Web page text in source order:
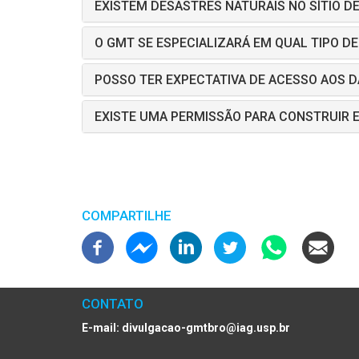
EXISTEM DESASTRES NATURAIS NO SÍTIO
O GMT SE ESPECIALIZARÁ EM QUAL TIPO
POSSO TER EXPECTATIVA DE ACESSO AOS
EXISTE UMA PERMISSÃO PARA CONSTRUIR
COMPARTILHE
CONTATO
E-mail: divulgacao-gmtbro@iag.usp.br